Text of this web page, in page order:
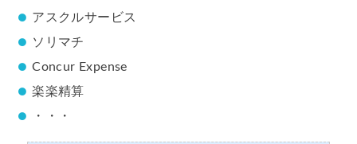
アスクルサービス
ソリマチ
Concur Expense
楽楽精算
・・・